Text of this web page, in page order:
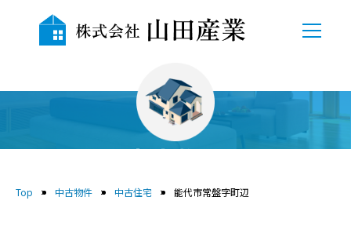
TOP
会社概要
中古物件
Top 中古物件 中古住宅 能代市常盤字町辺